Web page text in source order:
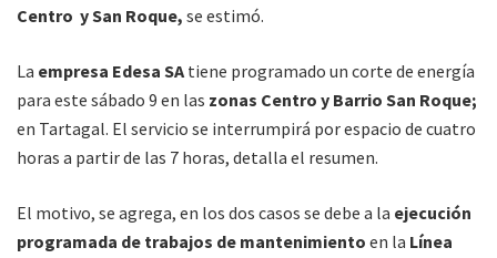
Centro y San Roque, se estimó.
La empresa Edesa SA tiene programado un corte de energía
para este sábado 9 en las zonas Centro y Barrio San Roque;
en Tartagal. El servicio se interrumpirá por espacio de cuatro
horas a partir de las 7 horas, detalla el resumen.
El motivo, se agrega, en los dos casos se debe a la ejecución
programada de trabajos de mantenimiento en la Línea